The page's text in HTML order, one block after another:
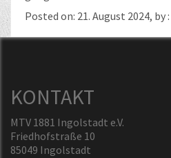
Posted on: 21. August 2024, by :
KONTAKT
MTV 1881 Ingolstadt e.V.
Friedhofstraße 10
85049 Ingolstadt